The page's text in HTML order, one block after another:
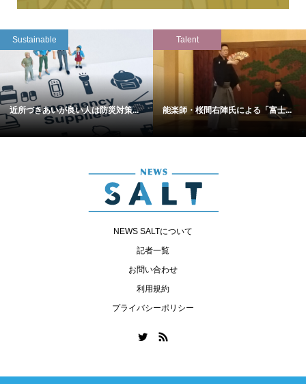
Sustainable
近所づきあいが良い人は防災対策...
Talent
能楽師・桜間右陣氏による「富士...
NEWS SALTについて
記者一覧
お問い合わせ
利用規約
プライバシーポリシー